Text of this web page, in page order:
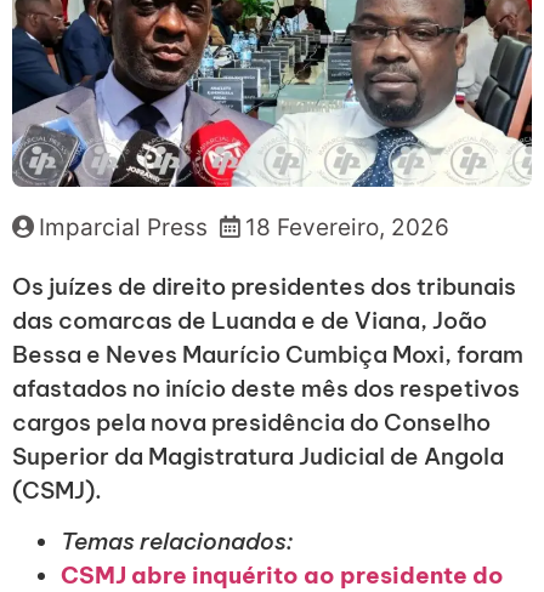
Imparcial Press 18 Fevereiro, 2026
Os juízes de direito presidentes dos tribunais
das comarcas de Luanda e de Viana, João
Bessa e Neves Maurício Cumbiça Moxi, foram
afastados no início deste mês dos respetivos
cargos pela nova presidência do Conselho
Superior da Magistratura Judicial de Angola
(CSMJ).
Temas relacionados:
CSMJ abre inquérito ao presidente do